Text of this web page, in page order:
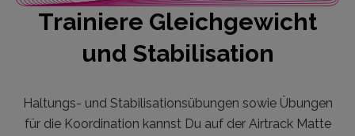
Trainiere Gleichgewicht
und Stabilisation
Haltungs- und Stabilisationsübungen sowie Übungen
für die Koordination kannst Du auf der Airtrack Matte